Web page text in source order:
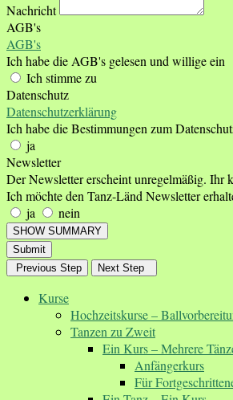
Nachricht
AGB's
AGB's
Ich habe die AGB's gelesen und willige ein
Ich stimme zu
Datenschutz
Datenschutzerklärung
Ich habe die Bestimmungen zum
ja
Newsletter
Der Newsletter erscheint unregelmäßig. Ihr
Ich möchte den Tanz-Länd Newsletter
ja
nein
SHOW SUMMARY
Submit
Previous Step
Next Step
Kurse
Hochzeitskurse –
Tanzen zu Zweit
Ein Kurs – Mehrere
Anfängerkurs
Für